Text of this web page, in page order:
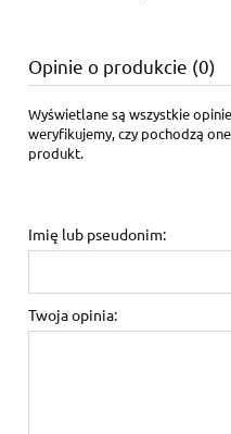
Opinie o produkcie (0)
Wyświetlane są wszystkie
weryfikujemy, czy pochodzą
produkt.
Imię lub pseudonim:
Twoja opinia: